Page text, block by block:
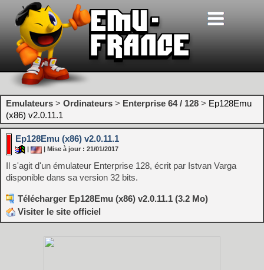
Emulateurs > Ordinateurs > Enterprise 64 / 128 > Ep128Emu
(x86) v2.0.11.1
Ep128Emu (x86) v2.0.11.1
| Mise à jour : 21/01/2017
Il s'agit d'un émulateur Enterprise 128, écrit par Istvan Varga
disponible dans sa version 32 bits.
Télécharger Ep128Emu (x86) v2.0.11.1 (3.2 Mo)
Visiter le site officiel